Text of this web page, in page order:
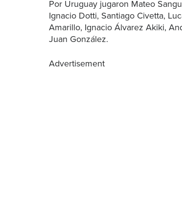
Por Uruguay jugaron Mateo
Ignacio Dotti, Santiago Civetta,
Amarillo, Ignacio Álvarez Akiki,
Juan González.
Advertisement